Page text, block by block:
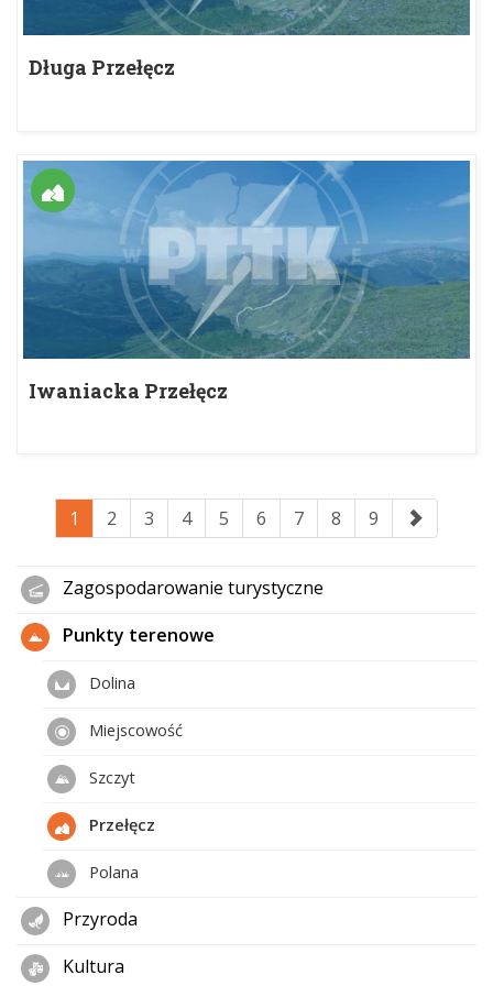
Długa Przełęcz
Iwaniacka Przełęcz
1 2 3 4 5 6 7 8 9
Zagospodarowanie turystyczne
Punkty terenowe
Dolina
Miejscowość
Szczyt
Przełęcz
Polana
Przyroda
Kultura